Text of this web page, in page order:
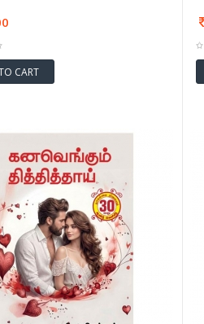
CART